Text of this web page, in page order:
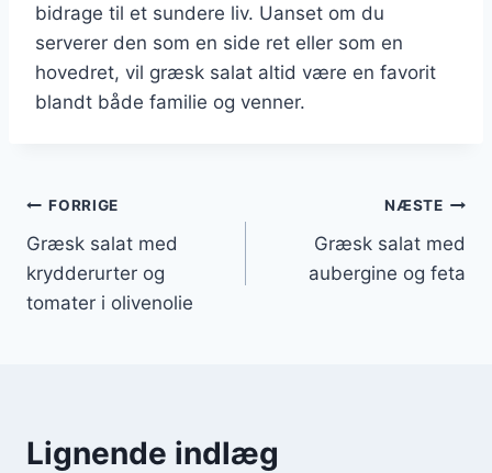
bidrage til et sundere liv. Uanset om du
serverer den som en side ret eller som en
hovedret, vil græsk salat altid være en favorit
blandt både familie og venner.
Indlægsnavigation
FORRIGE
Græsk salat med
krydderurter og
tomater i olivenolie
NÆSTE
Græsk salat med
aubergine og feta
Lignende indlæg